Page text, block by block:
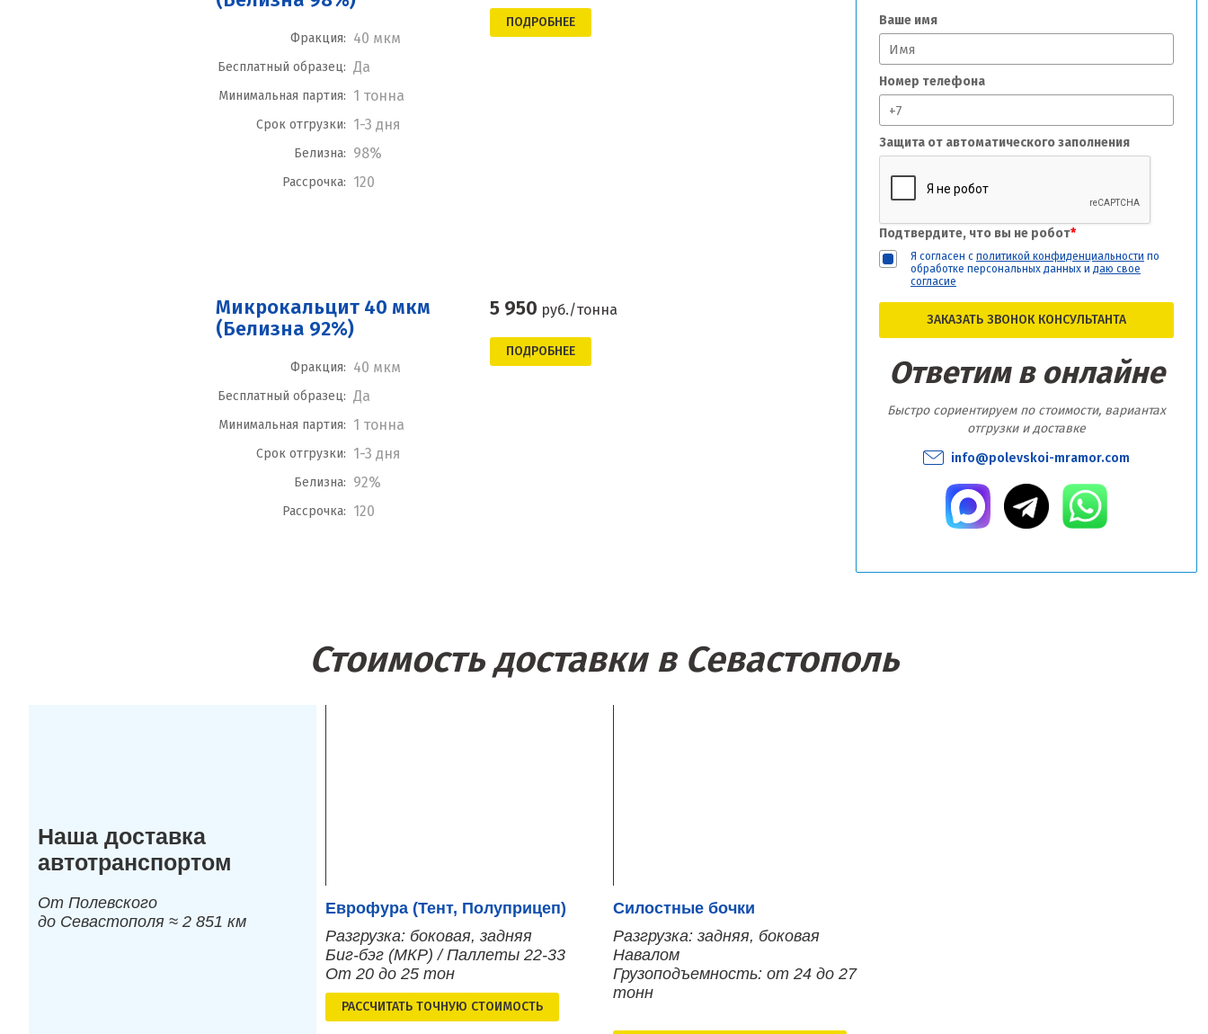
Ваше имя
Номер телефона
Защита от автоматического заполнения
Подтвердите, что вы не робот*
Я согласен с политикой конфиденциальности по
обработке персональных данных и даю свое
согласие
ЗАКАЗАТЬ ЗВОНОК КОНСУЛЬТАНТА
Ответим в онлайне
Быстро сориентируем по стоимости, вариантах
отгрузки и доставке
info@polevskoi-mramor.com
Фракция: 40 мкм
Бесплатный образец: Да
Минимальная партия: 1 тонна
Срок отгрузки: 1-3 дня
Белизна: 98%
Рассрочка: 120
ПОДРОБНЕЕ
Микрокальцит 40 мкм
(Белизна 92%)
Фракция: 40 мкм
Бесплатный образец: Да
Минимальная партия: 1 тонна
Срок отгрузки: 1-3 дня
Белизна: 92%
Рассрочка: 120
5 950 руб./тонна
ПОДРОБНЕЕ
Стоимость доставки в Севастополь
Наша доставка
автотранспортом
От Полевского
до Севастополя ≈ 2 851 км
Еврофура (Тент, Полуприцеп)
Разгрузка: боковая, задняя
Биг-бэг (МКР) / Паллеты 22-33
От 20 до 25 тон
РАСCЧИТАТЬ ТОЧНУЮ СТОИМОСТЬ
Силостные бочки
Разгрузка: задняя, боковая
Навалом
Грузоподъемность: от 24 до 27
тонн